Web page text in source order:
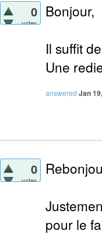
0
votes
Bonjour,
Il suffit
Une
answered Jan
0
votes
pour le